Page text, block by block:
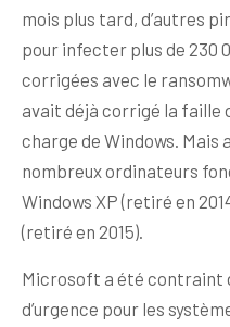
mois plus tard, d’autres
pour infecter plus de 230
corrigées avec le
avait déjà corrigé la faille
charge de Windows. Mais
nombreux ordinateurs
Windows XP (retiré en
(retiré en 2015).
Microsoft a été contraint
d’urgence pour les